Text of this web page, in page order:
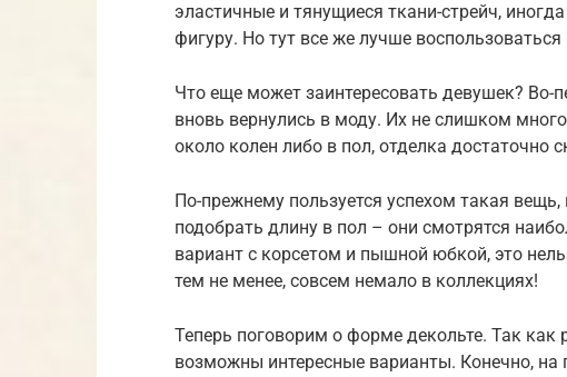
эластичные и тянущиеся ткани-стрейч,
фигуру. Но тут все же лучше
Что еще может заинтересовать девушек? Во-
вновь вернулись в моду. Их не слишком
около колен либо в пол, отделка достаточно
По-прежнему пользуется успехом такая
подобрать длину в пол – они смотрятся
вариант с корсетом и пышной юбкой, это
тем не менее, совсем немало в коллекциях!
Теперь поговорим о форме декольте. Так как
возможны интересные варианты. Конечно,